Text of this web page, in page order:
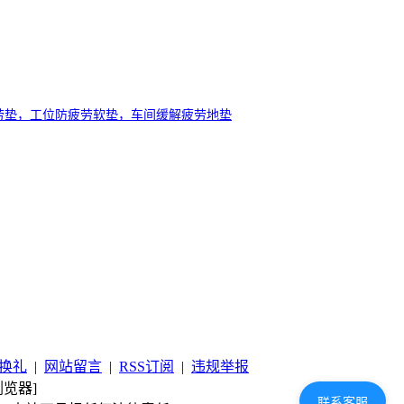
，工位防疲劳软垫，车间缓解疲劳地垫
礼 | 网站留言 | RSS订阅 | 违规举报
览器]